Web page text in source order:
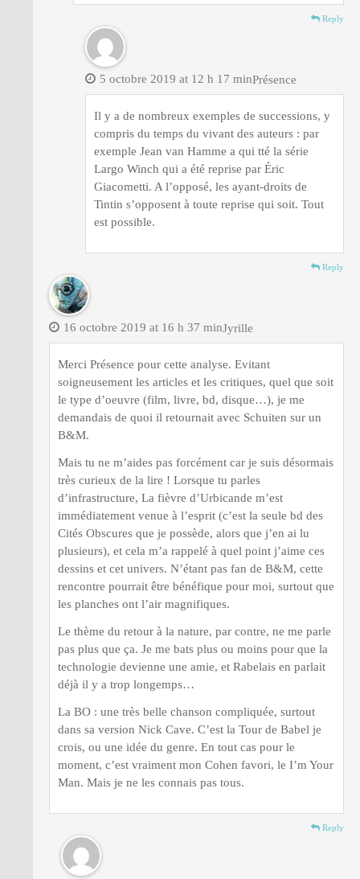
Reply
Présence
5 octobre 2019 at 12 h 17 min
Il y a de nombreux exemples de successions, y
compris du temps du vivant des auteurs : par
exemple Jean van Hamme a qui tté la série
Largo Winch qui a été reprise par Éric
Giacometti. A l’opposé, les ayant-droits de
Tintin s’opposent à toute reprise qui soit. Tout
est possible.
Reply
Jyrille
16 octobre 2019 at 16 h 37 min
Merci Présence pour cette analyse. Evitant
soigneusement les articles et les critiques, quel que soit
le type d’oeuvre (film, livre, bd, disque…), je me
demandais de quoi il retournait avec Schuiten sur un
B&M.
Mais tu ne m’aides pas forcément car je suis désormais
très curieux de la lire ! Lorsque tu parles
d’infrastructure, La fièvre d’Urbicande m’est
immédiatement venue à l’esprit (c’est la seule bd des
Cités Obscures que je possède, alors que j’en ai lu
plusieurs), et cela m’a rappelé à quel point j’aime ces
dessins et cet univers. N’étant pas fan de B&M, cette
rencontre pourrait être bénéfique pour moi, surtout que
les planches ont l’air magnifiques.
Le thème du retour à la nature, par contre, ne me parle
pas plus que ça. Je me bats plus ou moins pour que la
technologie devienne une amie, et Rabelais en parlait
déjà il y a trop longemps…
La BO : une très belle chanson compliquée, surtout
dans sa version Nick Cave. C’est la Tour de Babel je
crois, ou une idée du genre. En tout cas pour le
moment, c’est vraiment mon Cohen favori, le I’m Your
Man. Mais je ne les connais pas tous.
Reply